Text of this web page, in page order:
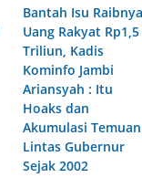
Bantah Isu Raibnya
Uang Rakyat Rp1,5
Triliun, Kadis
Kominfo Jambi
Ariansyah : Itu
Hoaks dan
Akumulasi Temuan
Lintas Gubernur
Sejak 2002